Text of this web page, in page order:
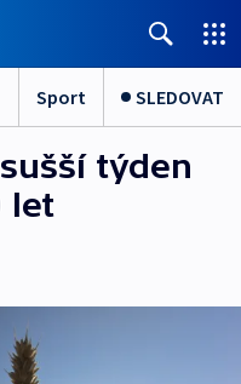
Sport SLEDOVAT
týden
let